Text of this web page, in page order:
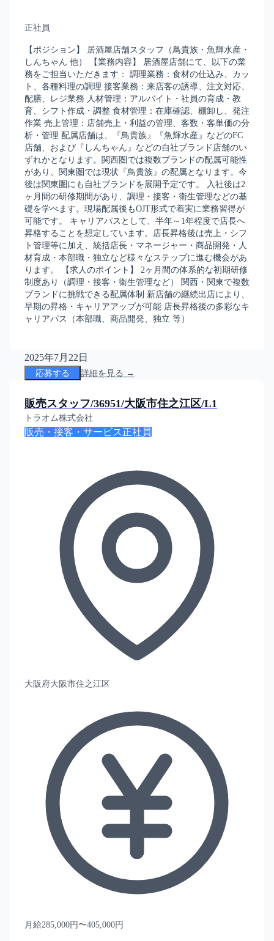
正社員
【ポジション】 居酒屋店舗スタッフ（鳥貴族・魚輝水産・
しんちゃん 他） 【業務内容】 居酒屋店舗にて、以下の業
務をご担当いただきます： 調理業務：食材の仕込み、カッ
ト、各種料理の調理 接客業務：来店客の誘導、注文対応、
配膳、レジ業務 人材管理：アルバイト・社員の育成・教
育、シフト作成・調整 食材管理：在庫確認、棚卸し、発注
作業 売上管理：店舗売上・利益の管理、客数・客単価の分
析・管理 配属店舗は、『鳥貴族』『魚輝水産』などのFC
店舗、および『しんちゃん』などの自社ブランド店舗のい
ずれかとなります。関西圏では複数ブランドの配属可能性
があり、関東圏では現状『鳥貴族』の配属となります。今
後は関東圏にも自社ブランドを展開予定です。 入社後は2
ヶ月間の研修期間があり、調理・接客・衛生管理などの基
礎を学べます。現場配属後もOJT形式で着実に業務習得が
可能です。 キャリアパスとして、半年～1年程度で店長へ
昇格することを想定しています。店長昇格後は売上・シフ
ト管理等に加え、統括店長・マネージャー・商品開発・人
材育成・本部職・独立など様々なステップに進む機会があ
ります。 【求人のポイント】 2ヶ月間の体系的な初期研修
制度あり（調理・接客・衛生管理など） 関西・関東で複数
ブランドに挑戦できる配属体制 新店舗の継続出店により、
早期の昇格・キャリアアップが可能 店長昇格後の多彩なキ
ャリアパス（本部職、商品開発、独立 等）
2025年7月22日
応募する 詳細を見る →
販売スタッフ/36951/大阪市住之江区/L1
トラオム株式会社
販売・接客・サービス 正社員
大阪府大阪市住之江区
月給285,000円〜405,000円